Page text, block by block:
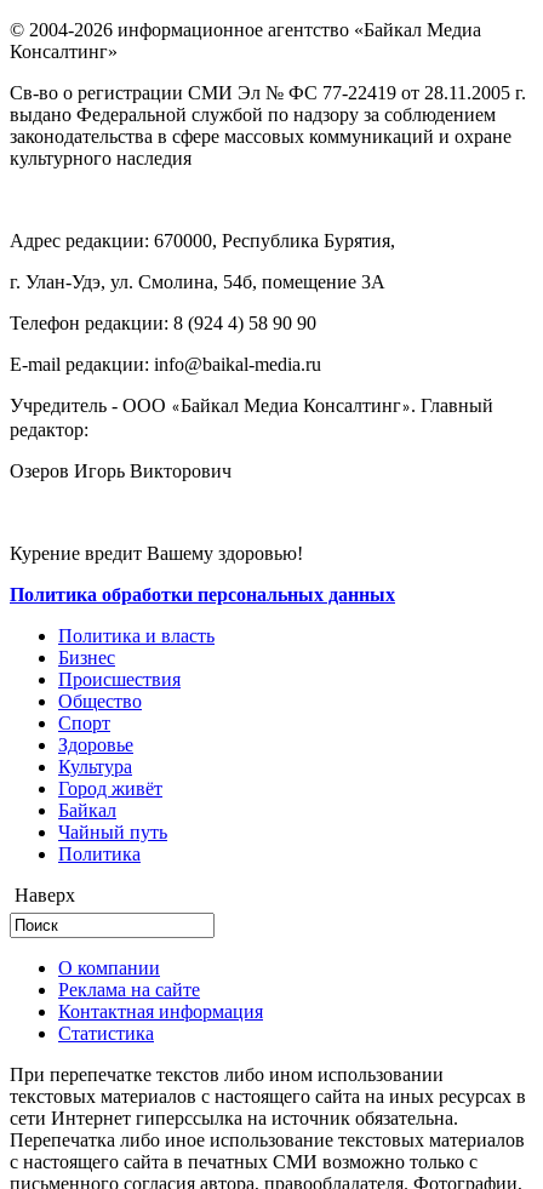
© 2004-2026 информационное агентство «Байкал Медиа
Консалтинг»
Св-во о регистрации СМИ Эл № ФС 77-22419 от 28.11.2005 г.
выдано Федеральной службой по надзору за соблюдением
законодательства в сфере массовых коммуникаций и охране
культурного наследия
Адрес редакции: 670000, Республика Бурятия,
г. Улан-Удэ, ул. Смолина, 54б, помещение 3А
Телефон редакции: ‎‎8 (924 4) 58 90 90
E-mail редакции: info@baikal-media.ru
Учредитель - ООО «Байкал Медиа Консалтинг». Главный
редактор:
Озеров Игорь Викторович
Курение вредит Вашему здоровью!
Политика обработки персональных данных
Политика и власть
Бизнес
Происшествия
Общество
Cпорт
Здоровье
Культура
Город живёт
Байкал
Чайный путь
Политика
Наверх
О компании
Реклама на сайте
Контактная информация
Статистика
При перепечатке текстов либо ином использовании
текстовых материалов с настоящего сайта на иных ресурсах в
сети Интернет гиперссылка на источник обязательна.
Перепечатка либо иное использование текстовых материалов
с настоящего сайта в печатных СМИ возможно только с
письменного согласия автора, правообладателя. Фотографии,